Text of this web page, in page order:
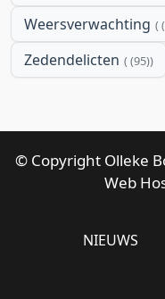
Weersverwachting
Zedendelicten (95)
© Copyright Olleke
Web
NIEUWS